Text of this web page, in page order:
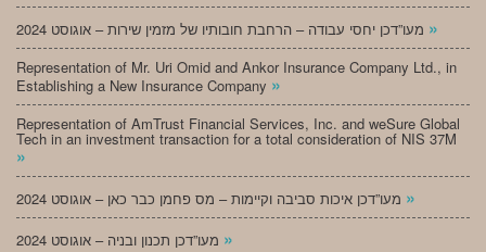
»
Representation of Mr. Uri Omid and Ankor Insurance Company Ltd., in
Establishing a New Insurance Company »
Representation of AmTrust Financial Services, Inc. and weSure Global
Tech in an investment transaction for a total consideration of NIS 37M
»
»
»